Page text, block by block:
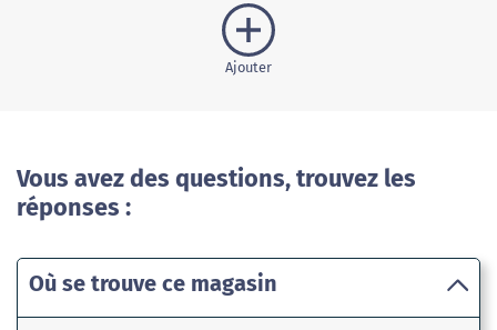
Ajouter
Vous avez des questions, trouvez les
réponses :
Où se trouve ce magasin